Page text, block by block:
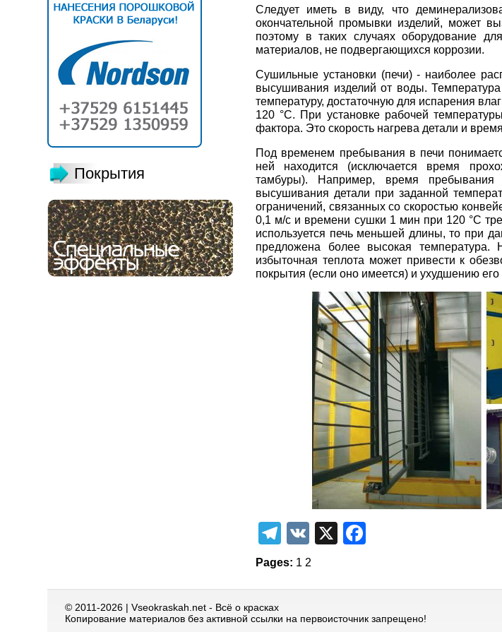
Покрытия
Следует иметь в виду, что
окончательной промывки изделий, может
поэтому в таких случаях оборудование
материалов, не подвергающихся коррозии.
Сушильные установки (печи) - наиболее
высушивания изделий от воды.
температуру, достаточную для испарения
120 °С. При установке рабочей
фактора. Это скорость нагрева детали и
Под временем пребывания в печи
ней находится (исключается время
тамбуры). Например, время
высушивания детали при заданной
ограничений, связанных со скоростью
0,1 м/с и времени сушки 1 мин при 120 °С
используется печь меньшей длины, то при
предложена более высокая температура.
избыточная теплота может привести к
покрытия (если оно имеется) и ухудшению его
Telegram
VK X
Pages: 1 2
© 2011-2026 | Vseokraskah.net - Всё о красках
Копирование материалов без активной ссылки на первоисточник запрещено!